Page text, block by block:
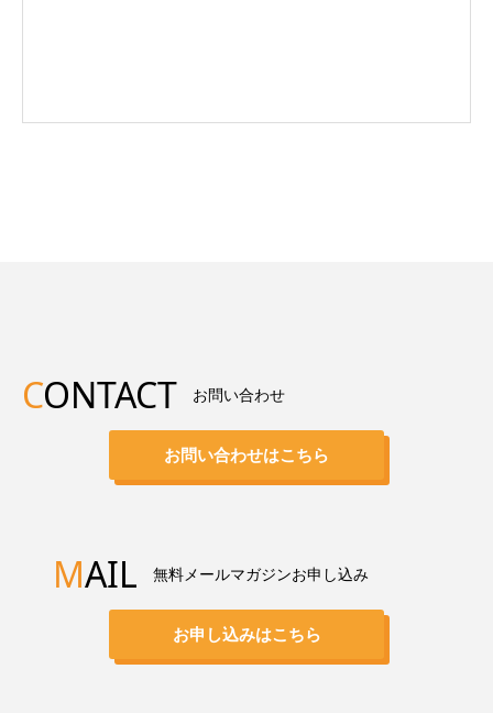
CONTACT お問い合わせ
お問い合わせはこちら
MAIL 無料メールマガジンお申し込み
お申し込みはこちら